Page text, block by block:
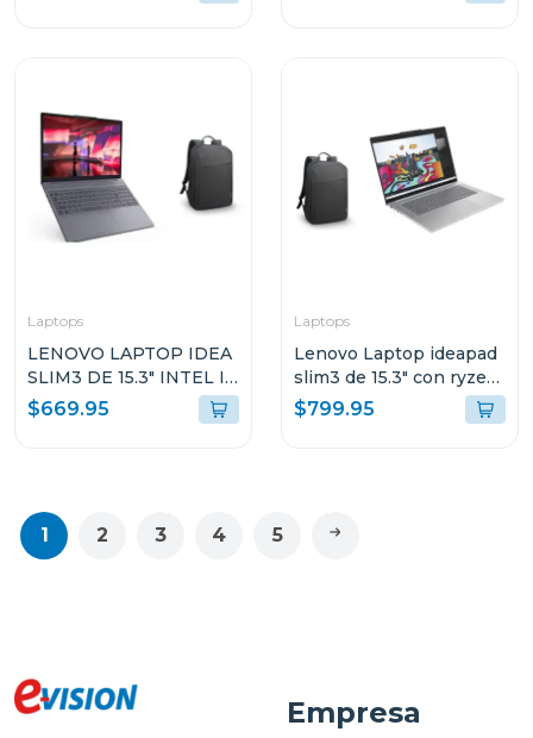
HÍBRIDA INTELIGENTE
gris luna arp9 + mochila
Laptops
LENOVO LAPTOP IDEA
SLIM3 DE 15.3" INTEL I5
CON 16GB RAM Y 512GB
SSD WINDOWS 11
$669.95
Laptops
Lenovo Laptop ideapad
slim3 de 15.3" con ryzen
7 24gb ram y 512gb ssd
windows 11
$799.95
1 2 3 4 5
Empresa